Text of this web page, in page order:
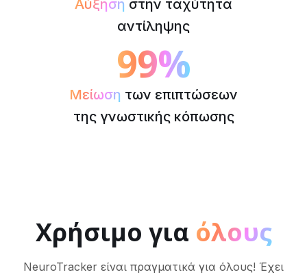
Αύξηση στην ταχύτητα
αντίληψης
99%
Μείωση των επιπτώσεων
της γνωστικής κόπωσης
Χρήσιμο για όλους
NeuroTracker είναι πραγματικά για όλους! Έχει